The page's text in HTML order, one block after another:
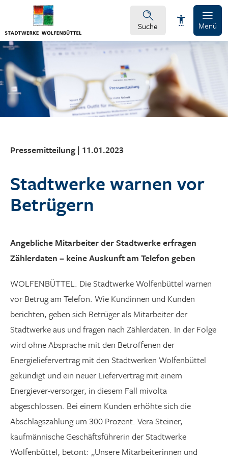
Suche Menü
Pressemitteilung | 11.01.2023
Stadtwerke warnen vor
Betrügern
Angebliche Mitarbeiter der Stadtwerke erfragen
Zählerdaten – keine Auskunft am Telefon geben
WOLFENBÜTTEL. Die Stadtwerke Wolfenbüttel warnen
vor Betrug am Telefon. Wie Kundinnen und Kunden
berichten, geben sich Betrüger als Mitarbeiter der
Stadtwerke aus und fragen nach Zählerdaten. In der Folge
wird ohne Absprache mit den Betroffenen der
Energieliefervertrag mit den Stadtwerken Wolfenbüttel
gekündigt und ein neuer Liefervertrag mit einem
Energiever-versorger, in diesem Fall mivolta
abgeschlossen. Bei einem Kunden erhöhte sich die
Abschlagszahlung um 300 Prozent. Vera Steiner,
kaufmännische Geschäftsführerin der Stadtwerke
Wolfenbüttel, betont: „Unsere Mitarbeiterinnen und
Schrift vergrößern
Schrift verkleinern
Zeilenabstand vergrößern
Zeilenabstand verkleinern
Graustufen
Großer Mauszeiger
Lesehilfe
Links unterstreichen
Animationen ausschalten
Hoher Kontrast